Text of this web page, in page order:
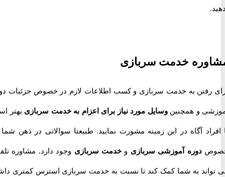
خدمت سربازی
رفتن به خدمت سربازی و کسب اطلاعات لازم در خصوص جزئیات دوره
و همچنینوسایل مورد نیاز برای اعزام به خدمت سربازیبهتر است
آگاه در این زمینه مشورت نمایید. طبیعتا سوالاتی در ذهن شما در
دوره آموزشی سربازیوخدمت سربازیوجود دارد. مشاوره تلفنی
به شما کمک کند تا نسبت به خدمت سربازی استرس کمتری داشته